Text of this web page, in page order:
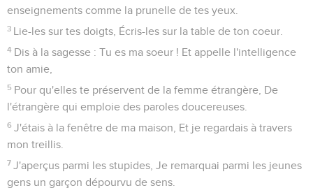
enseignements comme la prunelle de tes yeux.
3 Lie-les sur tes doigts, Écris-les sur la table de ton coeur.
4 Dis à la sagesse : Tu es ma soeur ! Et appelle l'intelligence
ton amie,
5 Pour qu'elles te préservent de la femme étrangère, De
l'étrangère qui emploie des paroles doucereuses.
6 J'étais à la fenêtre de ma maison, Et je regardais à travers
mon treillis.
7 J'aperçus parmi les stupides, Je remarquai parmi les jeunes
gens un garçon dépourvu de sens.